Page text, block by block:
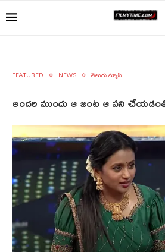
FEATURED NEWS తెలుగు న్యూస్
అందరి ముందు ఆ జంట ఆ పని